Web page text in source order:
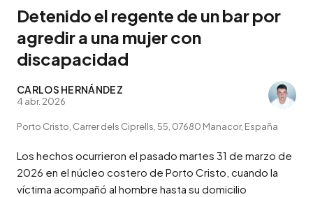
Detenido el regente de un bar por
agredir a una mujer con
discapacidad
CARLOS HERNÁNDEZ
4 abr. 2026
Porto Cristo, Carrer dels Ciprells, 55, 07680 Manacor, España
Los hechos ocurrieron el pasado martes 31 de marzo de
2026 en el núcleo costero de Porto Cristo, cuando la
víctima acompañó al hombre hasta su domicilio